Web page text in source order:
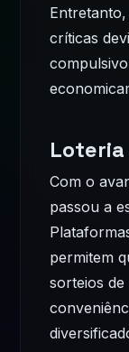
críticas
Com o
passou a
permitem
sorteios